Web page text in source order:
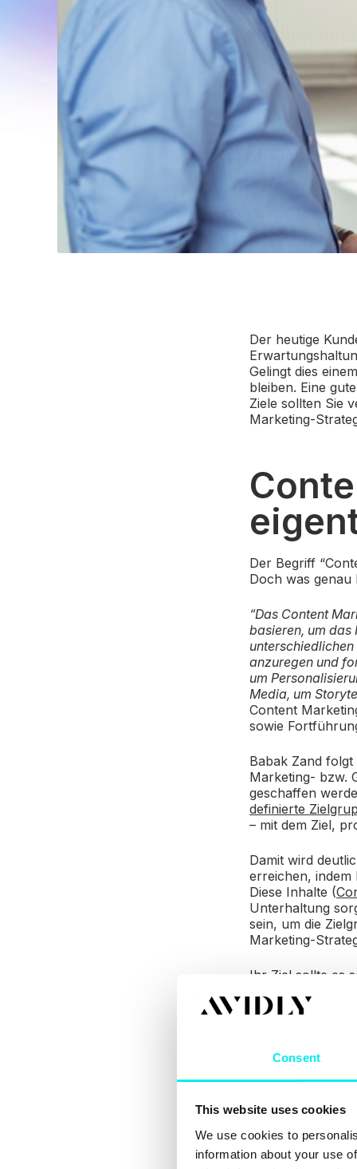
Consent
This website uses cookies
We use cookies to
information about your use
Der heutige
Gelingt dies
bleiben. Eine
Ziele sollten Sie
Marketing-
Der Begriff
Doch was genau
“Das Content
basieren, um das
anzuregen und
um
Media, um
Content
sowie
Babak Zand
Marketing- bzw.
geschaffen
definierte
– mit dem Ziel,
Damit wird
erreichen, indem
Diese Inhalte (
Unterhaltung
sein, um die
Marketing-
Ihr Ziel sollte es
und so gut
Mund-
anderem…
auf die